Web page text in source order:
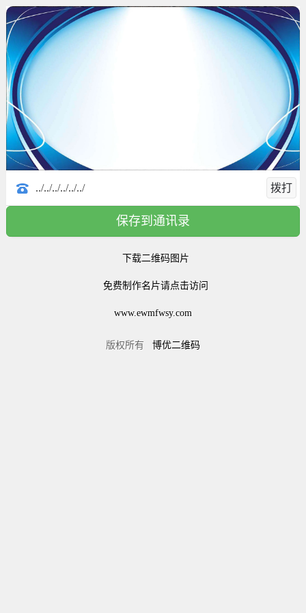
拨打
../../../../../../
保存到通讯录
下载二维码图片
免费制作名片请点击访问
www.ewmfwsy.com
版权所有 博优二维码